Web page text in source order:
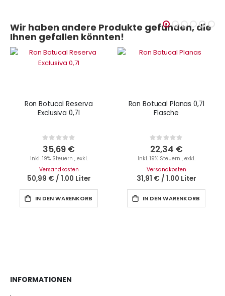
Wir haben andere Produkte gefunden, die
Ihnen gefallen könnten!
Ron Botucal Reserva
Exclusiva 0,7l
Rating:
0%
35,69 €
Inkl. 19% Steuern , exkl.
Versandkosten
50,99 € / 1.00 Liter
IN DEN WARENKORB
Ron Botucal Planas 0,7l
Flasche
Rating:
0%
22,34 €
Inkl. 19% Steuern , exkl.
Versandkosten
31,91 € / 1.00 Liter
IN DEN WARENKORB
INFORMATIONEN